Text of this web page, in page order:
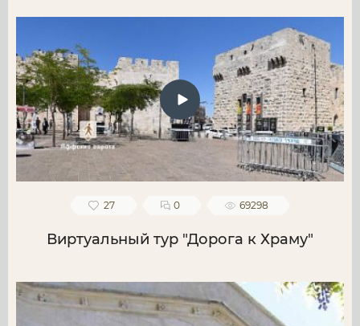
27 0 69298
Виртуальный тур "Дорога к Храму"